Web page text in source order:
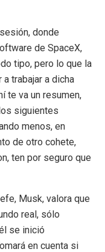
donde
de SpaceX,
tipo, pero lo que la
trabajar a dicha
te va un resumen,
siguientes
menos, en
de otro cohete,
ten por seguro que
Musk, valora que
real, sólo
se inició
en cuenta si